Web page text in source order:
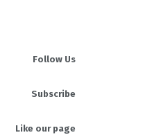
Follow Us
Subscribe
Like our page